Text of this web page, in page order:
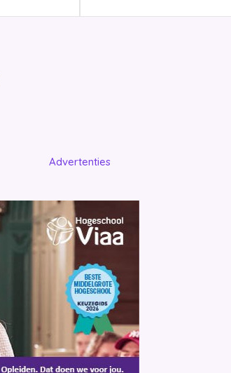
Advertenties